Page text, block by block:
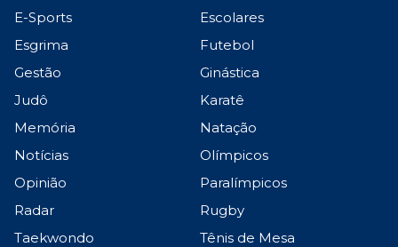
E-Sports
Escolares
Esgrima
Futebol
Gestão
Ginástica
Judô
Karatê
Memória
Natação
Notícias
Olímpicos
Opinião
Paralímpicos
Radar
Rugby
Taekwondo
Tênis de Mesa